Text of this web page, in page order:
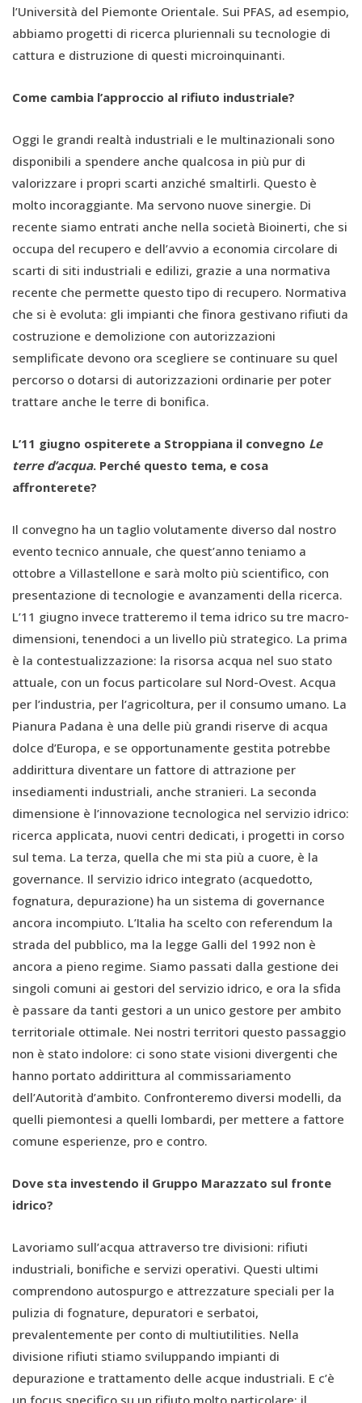
l’Università del Piemonte Orientale. Sui PFAS, ad esempio,
abbiamo progetti di ricerca pluriennali su tecnologie di
cattura e distruzione di questi microinquinanti.
Come cambia l’approccio al rifiuto industriale?
Oggi le grandi realtà industriali e le multinazionali sono
disponibili a spendere anche qualcosa in più pur di
valorizzare i propri scarti anziché smaltirli. Questo è
molto incoraggiante. Ma servono nuove sinergie. Di
recente siamo entrati anche nella società Bioinerti, che si
occupa del recupero e dell’avvio a economia circolare di
scarti di siti industriali e edilizi, grazie a una normativa
recente che permette questo tipo di recupero. Normativa
che si è evoluta: gli impianti che finora gestivano rifiuti da
costruzione e demolizione con autorizzazioni
semplificate devono ora scegliere se continuare su quel
percorso o dotarsi di autorizzazioni ordinarie per poter
trattare anche le terre di bonifica.
L’11 giugno ospiterete a Stroppiana il convegno Le
terre d’acqua. Perché questo tema, e cosa
affronterete?
Il convegno ha un taglio volutamente diverso dal nostro
evento tecnico annuale, che quest’anno teniamo a
ottobre a Villastellone e sarà molto più scientifico, con
presentazione di tecnologie e avanzamenti della ricerca.
L’11 giugno invece tratteremo il tema idrico su tre macro-
dimensioni, tenendoci a un livello più strategico. La prima
è la contestualizzazione: la risorsa acqua nel suo stato
attuale, con un focus particolare sul Nord-Ovest. Acqua
per l’industria, per l’agricoltura, per il consumo umano. La
Pianura Padana è una delle più grandi riserve di acqua
dolce d’Europa, e se opportunamente gestita potrebbe
addirittura diventare un fattore di attrazione per
insediamenti industriali, anche stranieri. La seconda
dimensione è l’innovazione tecnologica nel servizio idrico:
ricerca applicata, nuovi centri dedicati, i progetti in corso
sul tema. La terza, quella che mi sta più a cuore, è la
governance. Il servizio idrico integrato (acquedotto,
fognatura, depurazione) ha un sistema di governance
ancora incompiuto. L’Italia ha scelto con referendum la
strada del pubblico, ma la legge Galli del 1992 non è
ancora a pieno regime. Siamo passati dalla gestione dei
singoli comuni ai gestori del servizio idrico, e ora la sfida
è passare da tanti gestori a un unico gestore per ambito
territoriale ottimale. Nei nostri territori questo passaggio
non è stato indolore: ci sono state visioni divergenti che
hanno portato addirittura al commissariamento
dell’Autorità d’ambito. Confronteremo diversi modelli, da
quelli piemontesi a quelli lombardi, per mettere a fattore
comune esperienze, pro e contro.
Dove sta investendo il Gruppo Marazzato sul fronte
idrico?
Lavoriamo sull’acqua attraverso tre divisioni: rifiuti
industriali, bonifiche e servizi operativi. Questi ultimi
comprendono autospurgo e attrezzature speciali per la
pulizia di fognature, depuratori e serbatoi,
prevalentemente per conto di multiutilities. Nella
divisione rifiuti stiamo sviluppando impianti di
depurazione e trattamento delle acque industriali. E c’è
un focus specifico su un rifiuto molto particolare: il